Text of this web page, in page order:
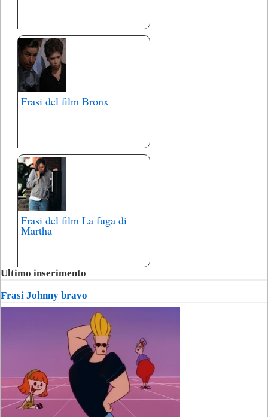
Frasi del film Bronx
Frasi del film La fuga di
Martha
Ultimo inserimento
Frasi Johnny bravo